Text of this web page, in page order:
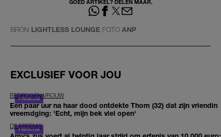
GOED ARTIKEL? DELEN MAAR.
BRON LIGHTLESS LOUNGE FOTO ANP
EXCLUSIEF VOOR JOU
BEDROGEN VROUW
Een paar uur na haar dood ontdekte Thom (32) dat zijn vriendin
vreemdging: 'Echt, mijn bek viel open'
DE ERFENIS